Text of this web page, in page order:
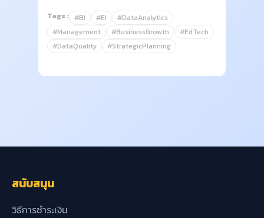
Tags : #BI #EI
#DataAnalytics
#Management
#BusinessGrowth
#EdTech
#DataQuality
#StrategicPlanning
สนับสนุน
วิธีการชำระเงิน